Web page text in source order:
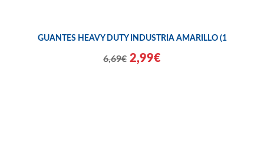
GUANTES HEAVY DUTY INDUSTRIA AMARILLO (1
6,69€ 2,99€